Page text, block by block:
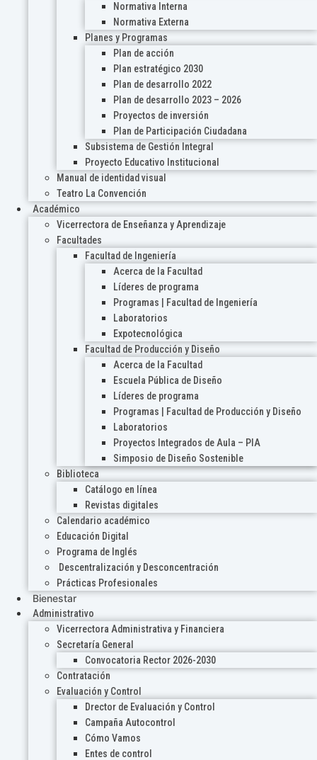
Normativa Interna
Normativa Externa
Planes y Programas
Plan de acción
Plan estratégico 2030
Plan de desarrollo 2022
Plan de desarrollo 2023 – 2026
Proyectos de inversión
Plan de Participación Ciudadana
Subsistema de Gestión Integral
Proyecto Educativo Institucional
Manual de identidad visual
Teatro La Convención
Académico
Vicerrectora de Enseñanza y Aprendizaje
Facultades
Facultad de Ingeniería
Acerca de la Facultad
Líderes de programa
Programas | Facultad de Ingeniería
Laboratorios
Expotecnológica
Facultad de Producción y Diseño
Acerca de la Facultad
Escuela Pública de Diseño
Líderes de programa
Programas | Facultad de Producción y Diseño
Laboratorios
Proyectos Integrados de Aula – PIA
Simposio de Diseño Sostenible
Biblioteca
Catálogo en línea
Revistas digitales
Calendario académico
Educación Digital
Programa de Inglés
Descentralización y Desconcentración
Prácticas Profesionales
Bienestar
Administrativo
Vicerrectora Administrativa y Financiera
Secretaría General
Convocatoria Rector 2026-2030
Contratación
Evaluación y Control
Drector de Evaluación y Control
Campaña Autocontrol
Cómo Vamos
Entes de control